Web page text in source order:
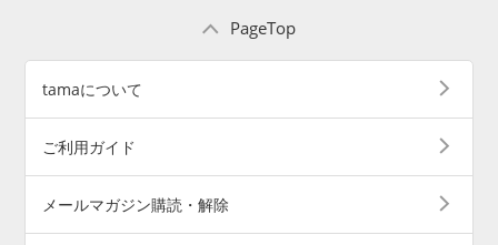
PageTop
tamaについて
ご利用ガイド
メールマガジン購読・解除